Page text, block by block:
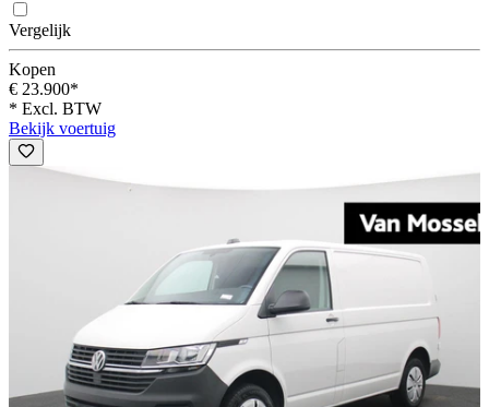
Vergelijk
Kopen
€ 23.900*
* Excl. BTW
Bekijk voertuig